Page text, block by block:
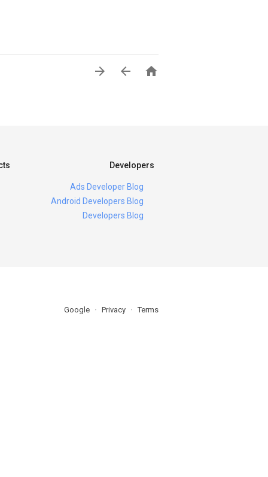



Developers
Ads Developer Blog
Android Developers Blog
Developers Blog
Google Privacy Terms